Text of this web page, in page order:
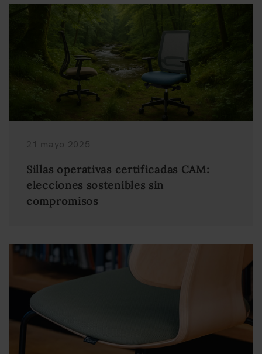
21 mayo 2025
Sillas operativas certificadas CAM:
elecciones sostenibles sin
compromisos